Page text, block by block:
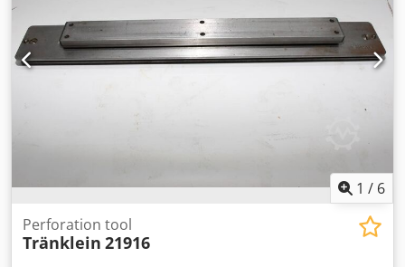
1 / 6
Perforation tool
Tränklein 21916